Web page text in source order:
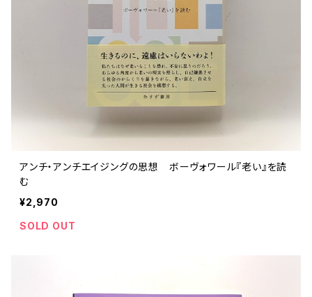
アンチ・アンチエイジングの思想 ボーヴォワール『老い』を読
む
¥2,970
SOLD OUT